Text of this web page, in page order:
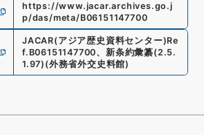
https://www.jacar.archives.go.j
p/das/meta/B06151147700
JACAR(アジア歴史資料センター)Re
f. B06151147700、 新条約彙纂(2.5.
1.97) (外務省外交史料館)